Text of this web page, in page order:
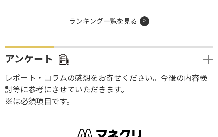
ランキング一覧を見る
アンケート
レポート・コラムの感想をお寄せください。今後の内容検
討等に参考にさせていただきます。
※は必須項目です。